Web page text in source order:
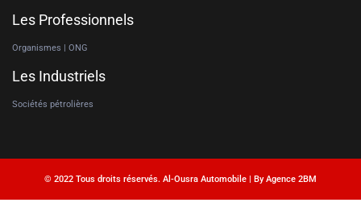
Les Professionnels
Organismes | ONG
Les Industriels
Sociétés pétrolières
© 2022 Tous droits réservés. Al-Ousra Automobile | By Agence 2BM